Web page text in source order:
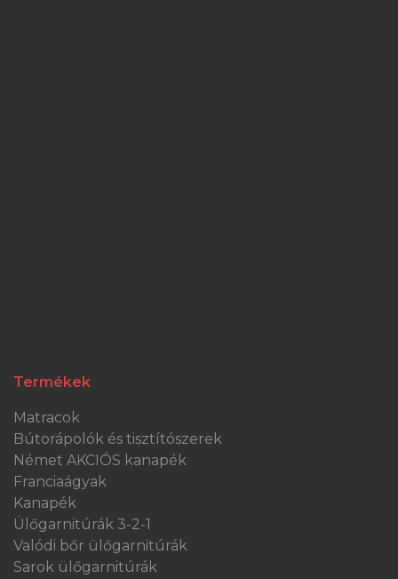
Termékek
Matracok
Bútorápolók és tisztítószerek
Német AKCIÓS kanapék
Franciaágyak
Kanapék
Ülőgarnitúrák 3-2-1
Valódi bőr ülőgarnitúrák
Sarok ülőgarnitúrák